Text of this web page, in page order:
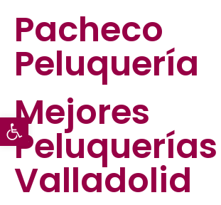
Pacheco
Peluquería
Mejores
Peluquerías
Valladolid
Abrir barra de herramientas